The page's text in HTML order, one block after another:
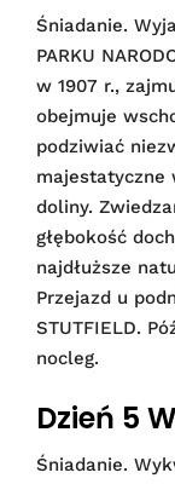
Śniadanie.
PARKU
w 1907 r.,
obejmuje
podziwiać
majestatyczne
doliny.
głębokość
najdłuższe
Przejazd u
STUTFIELD.
nocleg.
Dzień 5
Śniadanie.